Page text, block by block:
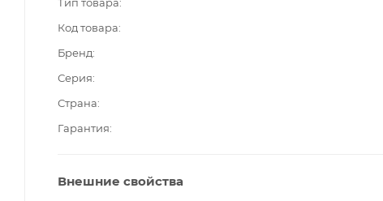
Код товара
Бренд
Серия
Страна
Гарантия
Внешние свойства